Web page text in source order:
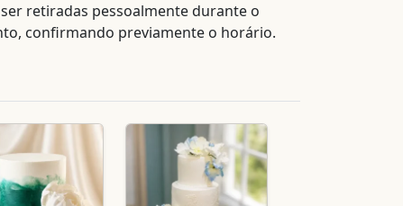
retiradas pessoalmente durante o
confirmando previamente o horário.